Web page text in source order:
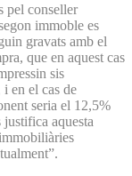
pel conseller
immoble es
gravats amb el
que en aquest cas
sis
en el cas de
seria el 12,5%
aquesta